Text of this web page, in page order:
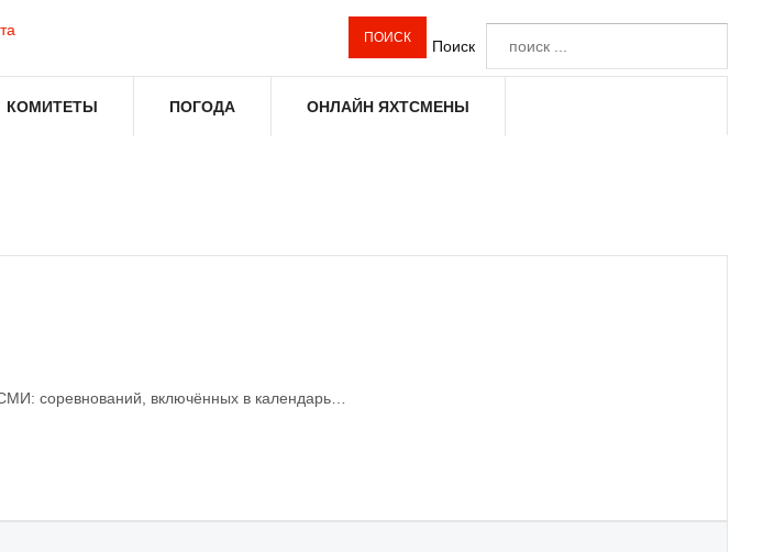
Поиск
КОМИТЕТЫ ПОГОДА ОНЛАЙН ЯХТСМЕНЫ
соревнований, включённых в календарь…